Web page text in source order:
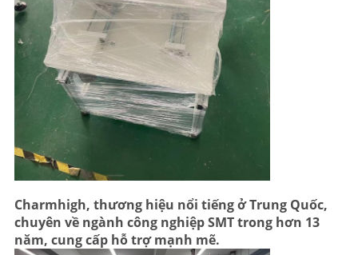
Charmhigh, thương hiệu nổi tiếng ở Trung Quốc,
chuyên về ngành công nghiệp SMT trong hơn 13
năm, cung cấp hỗ trợ mạnh mẽ.